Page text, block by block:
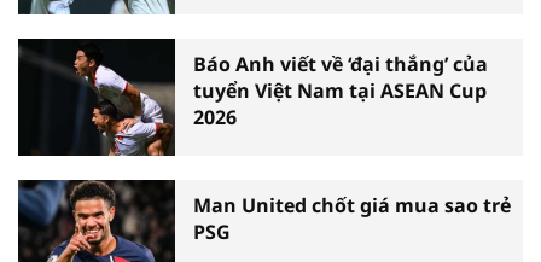
Báo Anh viết về ‘đại thắng’ của
tuyển Việt Nam tại ASEAN Cup
2026
Man United chốt giá mua sao trẻ
PSG